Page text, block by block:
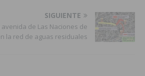
SIGUIENTE
de Las Naciones de
la red de aguas residuales